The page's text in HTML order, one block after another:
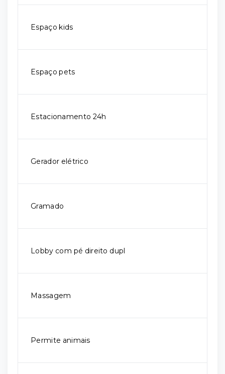
Espaço kids
Espaço pets
Estacionamento 24h
Gerador elétrico
Gramado
Lobby com pé direito dupl
Massagem
Permite animais